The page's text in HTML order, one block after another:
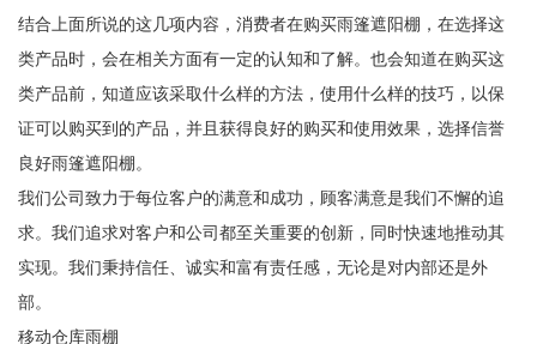
结合上面所说的这几项内容，消费者在购买雨篷遮阳棚，在选择这
类产品时，会在相关方面有一定的认知和了解。也会知道在购买这
类产品前，知道应该采取什么样的方法，使用什么样的技巧，以保
证可以购买到的产品，并且获得良好的购买和使用效果，选择信誉
良好雨篷遮阳棚。
我们公司致力于每位客户的满意和成功，顾客满意是我们不懈的追
求。我们追求对客户和公司都至关重要的创新，同时快速地推动其
实现。我们秉持信任、诚实和富有责任感，无论是对内部还是外
部。
移动仓库雨棚